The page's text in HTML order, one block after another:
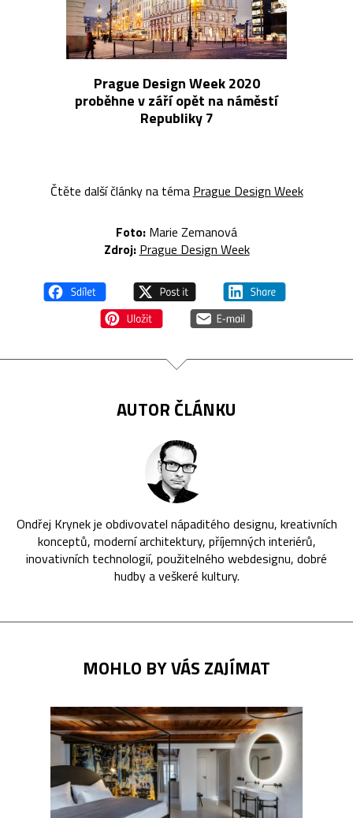
Prague Design Week 2020
proběhne v září opět na náměstí
Republiky 7
Čtěte další články na téma Prague Design Week
Foto: Marie Zemanová
Zdroj: Prague Design Week
AUTOR ČLÁNKU
Ondřej Krynek je obdivovatel nápaditého designu, kreativních
konceptů, moderní architektury, příjemných interiérů,
inovativních technologií, použitelného webdesignu, dobré
hudby a veškeré kultury.
MOHLO BY VÁS ZAJÍMAT